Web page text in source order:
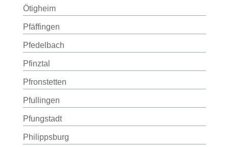
Ötigheim
Pfäffingen
Pfedelbach
Pfinztal
Pfronstetten
Pfullingen
Pfungstadt
Philippsburg